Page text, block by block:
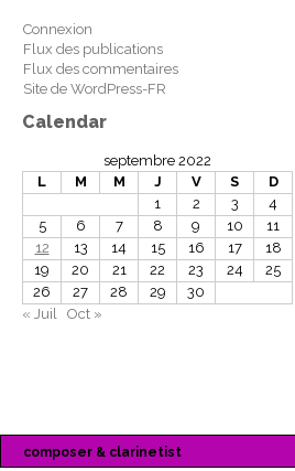
Connexion
Flux des publications
Flux des commentaires
Site de WordPress-FR
Calendar
septembre 2022
L
M M J V S
D
1
2 3
4
5
6 7 8 9 10
11
12
13 14 15 16 17
18
19
20 21 22 23 24
25
26
27 28 29
30
« Juil Oct »
composer & clarinetist